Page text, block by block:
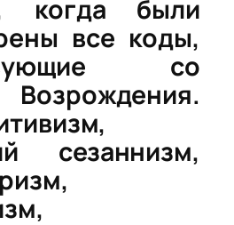
когда были
все коды,
со
сезаннизм,